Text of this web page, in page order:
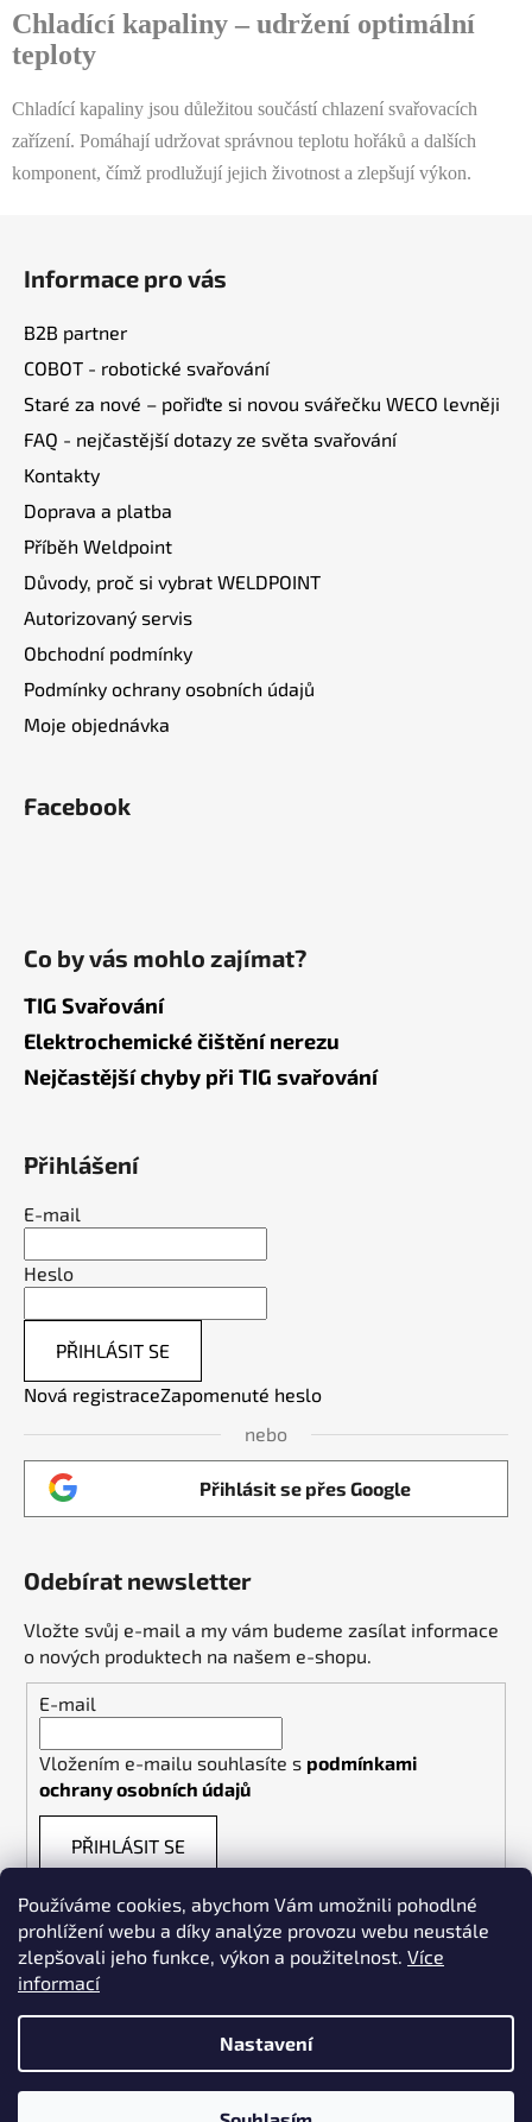
Používáme cookies, abychom Vám umožnili pohodlné
prohlížení webu a díky analýze provozu webu neustále
zlepšovali jeho funkce, výkon a použitelnost. Více
informací
Nastavení
l
á
c
í
p
p
i
s
u
Chladící kapaliny – udržení optimální
teploty
Chladící kapaliny jsou důležitou součástí chlazení svařovacích
zařízení. Pomáhají udržovat správnou teplotu hořáků a dalších
komponent, čímž prodlužují jejich životnost a zlepšují výkon.
Informace pro vás
B2B partner
COBOT - robotické svařování
Staré za nové – pořiďte si novou svářečku WECO levněji
FAQ - nejčastější dotazy ze světa svařování
Kontakty
Doprava a platba
Příběh Weldpoint
Důvody, proč si vybrat WELDPOINT
Autorizovaný servis
Obchodní podmínky
Podmínky ochrany osobních údajů
Moje objednávka
Facebook
Co by vás mohlo zajímat?
TIG Svařování
Elektrochemické čištění nerezu
Nejčastější chyby při TIG svařování
Přihlášení
E-mail
Heslo
PŘIHLÁSIT SE
Nová registraceZapomenuté heslo
nebo
Přihlásit se přes Google
Odebírat newsletter
Vložte svůj e-mail a my vám budeme zasílat informace
o nových produktech na našem e-shopu.
E-mail
Vložením e-mailu souhlasíte s podmínkami
ochrany osobních údajů
PŘIHLÁSIT SE